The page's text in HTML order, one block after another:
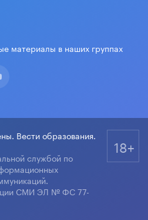
материалы в наших группах
Вести образования.
службой по
СМИ ЭЛ № ФС 77-
18+